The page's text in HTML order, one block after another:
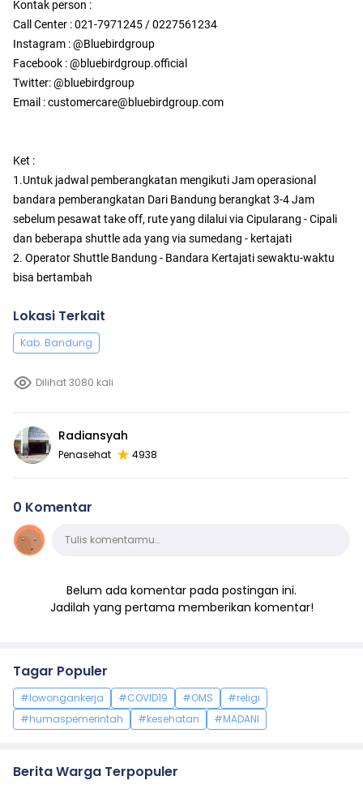
Kontak person :
Call Center : 021-7971245 / 0227561234
Instagram : @Bluebirdgroup
Facebook : @bluebirdgroup.official
Twitter: @bluebirdgroup
Email : customercare@bluebirdgroup.com
Ket :
1.Untuk jadwal pemberangkatan mengikuti Jam operasional
bandara pemberangkatan Dari Bandung berangkat 3-4 Jam
sebelum pesawat take off, rute yang dilalui via Cipularang - Cipali
dan beberapa shuttle ada yang via sumedang - kertajati
2. Operator Shuttle Bandung - Bandara Kertajati sewaktu-waktu
bisa bertambah
Lokasi Terkait
Kab. Bandung
Dilihat 3080 kali
Radiansyah
Penasehat 4938
0 Komentar
KomentarTulis komentarmu…
Belum ada komentar pada postingan ini.
Jadilah yang pertama memberikan komentar!
Tagar Populer
#lowongankerja #COVID19 #OMS
#religi
#humaspemerintah
#kesehatan #MADANI
Berita Warga Terpopuler